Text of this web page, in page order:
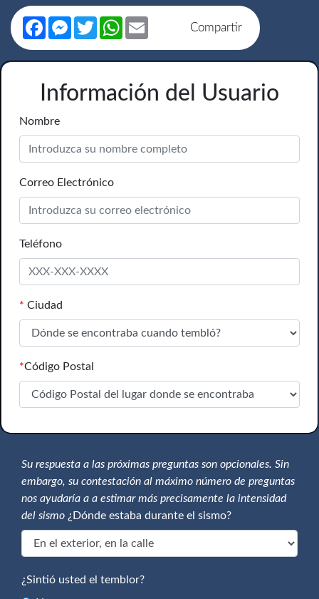
Compartir
FacebookMessenger
TwitterWhatsApp
Información del Usuario
Nombre
Correo Electrónico
Teléfono
* Ciudad
*Código Postal
Su respuesta a las próximas preguntas son opcionales. Sin
embargo, su contestación al máximo número de preguntas
nos ayudaría a a estimar más precisamente la intensidad
del sismo ¿Dónde estaba durante el sismo?
¿Sintió usted el temblor?